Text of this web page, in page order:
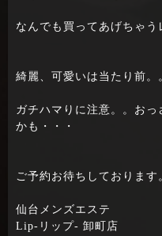
なんでも買ってあげちゃう
綺麗、可愛いは当たり前。
ガチハマりに注意。。お
かも・・・
ご予約お待ちしております
仙台メンズエステ
Lip-リップ- 卸町店